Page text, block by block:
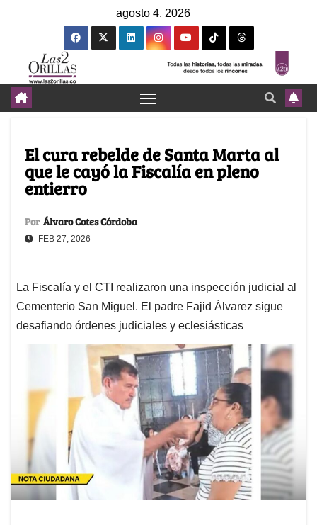
agosto 4, 2026
El cura rebelde de Santa Marta al
que le cayó la Fiscalía en pleno
entierro
Por Álvaro Cotes Córdoba
FEB 27, 2026
La Fiscalía y el CTI realizaron una inspección judicial al
Cementerio San Miguel. El padre Fajid Álvarez sigue
desafiando órdenes judiciales y eclesiásticas